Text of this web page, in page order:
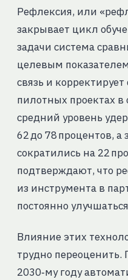
Рефлексия, или
закрывает цикл
задачи система
целевым
связь и
пилотных проектах в
средний уровень
62 до 78 процентов, а
сократились на 22
подтверждают, что
из инструмента в
постоянно
Влияние этих
трудно переоценить.
2030‑му году